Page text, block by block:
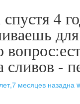
4
для
сливов -
месяцев назадна